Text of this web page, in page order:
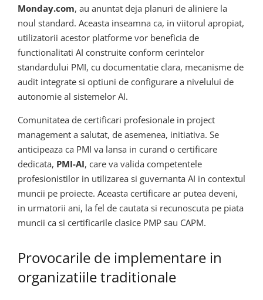
Monday.com, au anuntat deja planuri de aliniere la
noul standard. Aceasta inseamna ca, in viitorul apropiat,
utilizatorii acestor platforme vor beneficia de
functionalitati AI construite conform cerintelor
standardului PMI, cu documentatie clara, mecanisme de
audit integrate si optiuni de configurare a nivelului de
autonomie al sistemelor AI.
Comunitatea de certificari profesionale in project
management a salutat, de asemenea, initiativa. Se
anticipeaza ca PMI va lansa in curand o certificare
dedicata, PMI-AI, care va valida competentele
profesionistilor in utilizarea si guvernanta AI in contextul
muncii pe proiecte. Aceasta certificare ar putea deveni,
in urmatorii ani, la fel de cautata si recunoscuta pe piata
muncii ca si certificarile clasice PMP sau CAPM.
Provocarile de implementare in
organizatiile traditionale